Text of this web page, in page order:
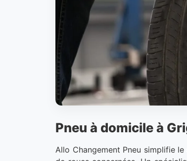
Pneu à domicile à
Allo Changement Pneu simplifie le